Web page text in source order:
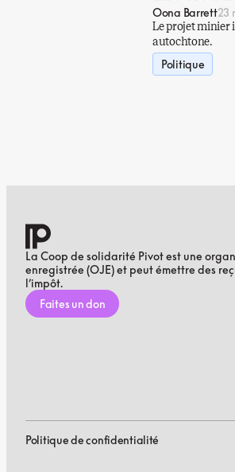
Oona Barrett23
Le projet minier
autochtone.
Politique
La Coop de solidarité Pivot est une
enregistrée (OJE) et peut émettre des
l’impôt.
Faites un don
Politique de confidentialité